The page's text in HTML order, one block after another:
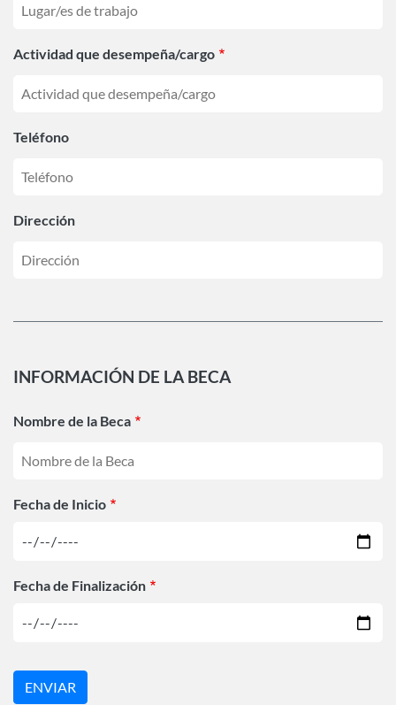
Actividad que desempeña/cargo
Teléfono
Dirección
INFORMACIÓN DE LA BECA
Nombre de la Beca
Fecha de Inicio
Fecha de Finalización